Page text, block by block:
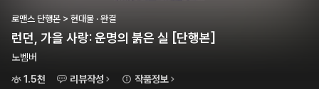
로맨스 단행본 > 현대물 · 완결
런던, 가을 사랑: 운명의 붉은 실 [단행본]
노벰버
1.5천
리뷰작성 작품정보